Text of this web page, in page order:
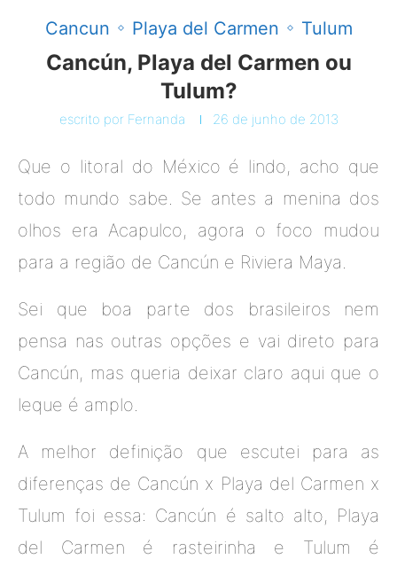
Cancun Playa del Carmen Tulum
Cancún, Playa del Carmen ou
Tulum?
escrito por Fernanda 26 de junho de 2013
Que o litoral do México é lindo, acho que
todo mundo sabe. Se antes a menina dos
olhos era Acapulco, agora o foco mudou
para a região de Cancún e Riviera Maya.
Sei que boa parte dos brasileiros nem
pensa nas outras opções e vai direto para
Cancún, mas queria deixar claro aqui que o
leque é amplo.
A melhor definição que escutei para as
diferenças de Cancún x Playa del Carmen x
Tulum foi essa: Cancún é salto alto, Playa
del Carmen é rasteirinha e Tulum é